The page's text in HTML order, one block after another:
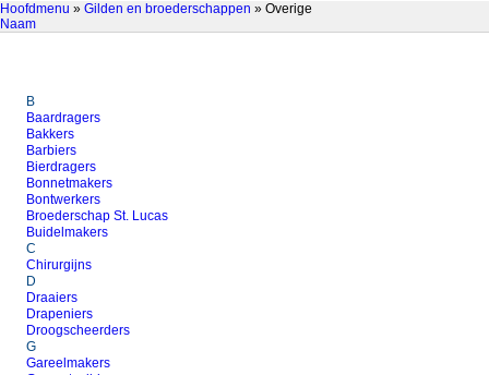
Hoofdmenu » Gilden en broederschappen » Overige
Naam
B
Baardragers
Bakkers
Barbiers
Bierdragers
Bonnetmakers
Bontwerkers
Broederschap St. Lucas
Buidelmakers
C
Chirurgijns
D
Draaiers
Drapeniers
Droogscheerders
G
Gareelmakers